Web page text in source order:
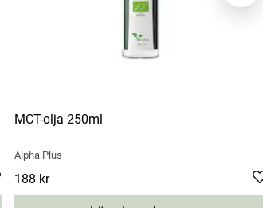
MCT-olja 250ml
Alpha Plus
Pris :188 kr
188 kr